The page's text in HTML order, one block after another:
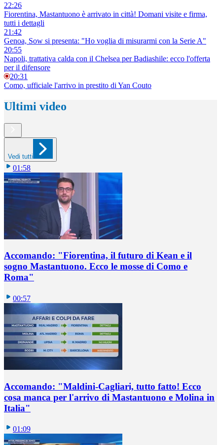
22:26
Fiorentina, Mastantuono è arrivato in città! Domani visite e firma,
tutti i dettagli
21:42
Genoa, Sow si presenta: "Ho voglia di misurarmi con la Serie A"
20:55
Napoli, trattativa calda con il Chelsea per Badiashile: ecco l'offerta
per il difensore
20:31
Como, ufficiale l'arrivo in prestito di Yan Couto
Ultimi video
Vedi tutti
01:58
Accomando: "Fiorentina, il futuro di Kean e il
sogno Mastantuono. Ecco le mosse di Como e
Roma"
00:57
Accomando: "Maldini-Cagliari, tutto fatto! Ecco
cosa manca per l'arrivo di Mastantuono e Molina in
Italia"
01:09